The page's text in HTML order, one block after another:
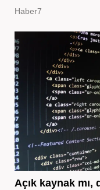
Haber7
Açık kaynak mı,